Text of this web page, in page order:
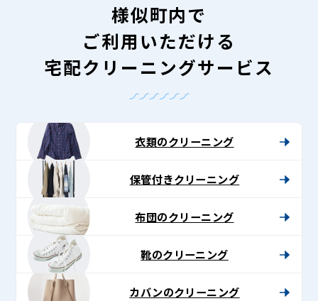
様似町内で
ご利用いただける
宅配クリーニングサービス
衣類のクリーニング
保管付きクリーニング
布団のクリーニング
靴のクリーニング
カバンのクリーニング